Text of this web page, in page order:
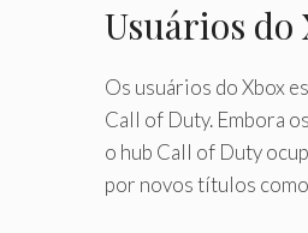
Usuários do
Os usuários do Xbox
Call of Duty. Embora
o hub Call of Duty
por novos títulos